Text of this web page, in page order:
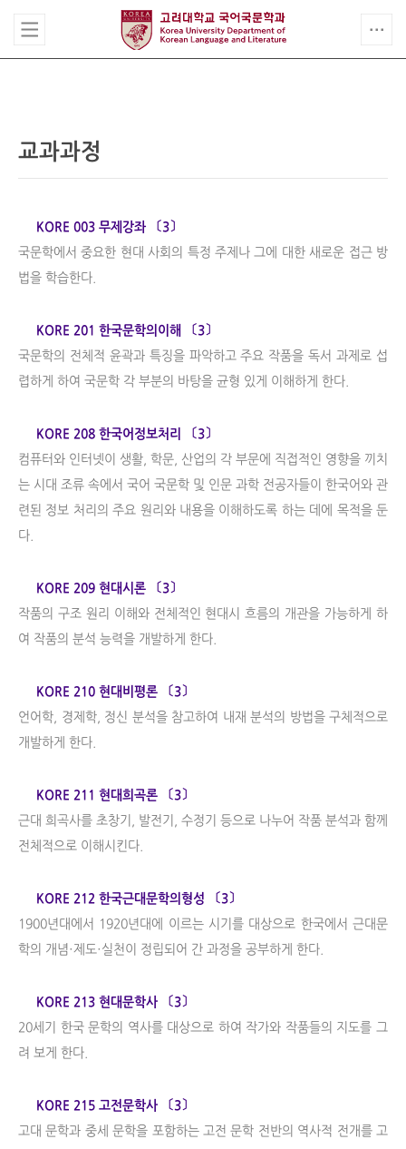
교과과정
KORE 003 무제강좌 〔3〕
국문학에서 중요한 현대 사회의 특정 주제나 그에 대한 새로운 접근 방
법을 학습한다.
KORE 201 한국문학의이해 〔3〕
국문학의 전체적 윤곽과 특징을 파악하고 주요 작품을 독서 과제로 섭
렵하게 하여 국문학 각 부분의 바탕을 균형 있게 이해하게 한다.
KORE 208 한국어정보처리 〔3〕
컴퓨터와 인터넷이 생활, 학문, 산업의 각 부문에 직접적인 영향을 끼치
는 시대 조류 속에서 국어 국문학 및 인문 과학 전공자들이 한국어와 관
련된 정보 처리의 주요 원리와 내용을 이해하도록 하는 데에 목적을 둔
다.
KORE 209 현대시론 〔3〕
작품의 구조 원리 이해와 전체적인 현대시 흐름의 개관을 가능하게 하
여 작품의 분석 능력을 개발하게 한다.
KORE 210 현대비평론 〔3〕
언어학, 경제학, 정신 분석을 참고하여 내재 분석의 방법을 구체적으로
개발하게 한다.
KORE 211 현대희곡론 〔3〕
근대 희곡사를 초창기, 발전기, 수정기 등으로 나누어 작품 분석과 함께
전체적으로 이해시킨다.
KORE 212 한국근대문학의형성 〔3〕
1900년대에서 1920년대에 이르는 시기를 대상으로 한국에서 근대문
학의 개념·제도·실천이 정립되어 간 과정을 공부하게 한다.
KORE 213 현대문학사 〔3〕
20세기 한국 문학의 역사를 대상으로 하여 작가와 작품들의 지도를 그
려 보게 한다.
KORE 215 고전문학사 〔3〕
고대 문학과 중세 문학을 포함하는 고전 문학 전반의 역사적 전개를 고